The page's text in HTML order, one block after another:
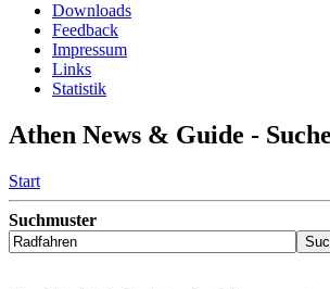
Downloads
Feedback
Impressum
Links
Statistik
Athen News & Guide -
Start
Suchmuster